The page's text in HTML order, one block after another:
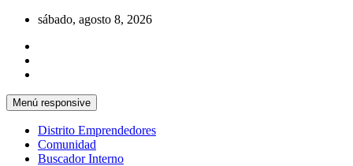
Saltar
contenido
sábado, agosto 8, 2026
Menú responsive
Distrito Emprendedores
Comunidad
Buscador Interno